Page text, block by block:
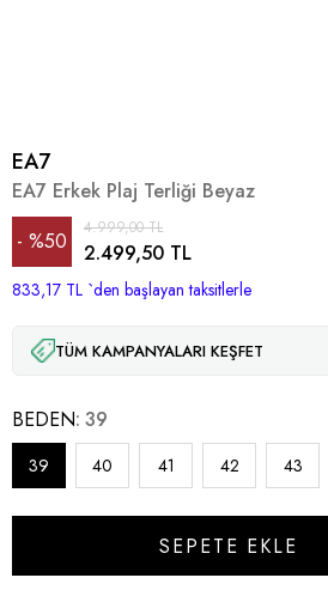
EA7
EA7 Erkek Plaj Terliği Beyaz
%50
İndirim
4.999,00 TL
2.499,50 TL
833,17 TL `den başlayan taksitlerle
TÜM KAMPANYALARI KEŞFET
BEDEN 39
39 40 41 42 43